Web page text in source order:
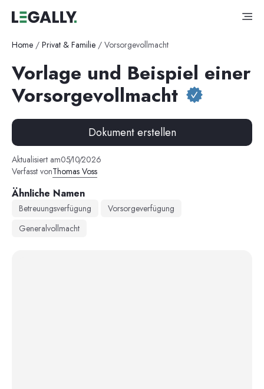
Home / Privat & Familie / Vorsorgevollmacht
Vorlage und Beispiel einer
Vorsorgevollmacht
Dokument erstellen
Aktualisiert am05/10/2026
Verfasst vonThomas Voss
Ähnliche Namen
Betreuungsverfügung
Vorsorgeverfügung
Generalvollmacht